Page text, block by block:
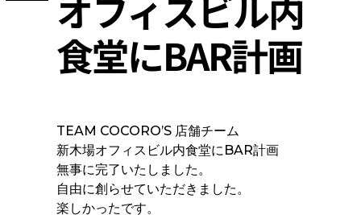
食堂にBAR計画
TEAM COCORO’S 店舗チーム
新木場オフィスビル内食堂にBAR計画
無事に完了いたしました。
自由に創らせていただきました。
楽しかったです。